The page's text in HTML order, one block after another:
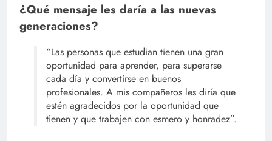
¿Qué mensaje les daría a las nuevas
generaciones?
“Las personas que estudian tienen una gran
oportunidad para aprender, para superarse
cada día y convertirse en buenos
profesionales. A mis compañeros les diría que
estén agradecidos por la oportunidad que
tienen y que trabajen con esmero y honradez”.